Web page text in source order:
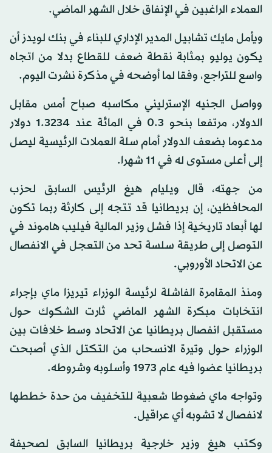
العملاء الراغبين في الإنفاق خلال الشهر الماضي.
ويأمل مايك تشابيل المدير الإداري للبناء في بنك لويدز أن
يكون يوليو بمثابة نقطة ضعف للقطاع بدلا من اتجاه
واسع للتراجع، وفقا لما أوضحه في مذكرة نشرت اليوم.
وواصل الجنيه الإسترليني مكاسبه صباح أمس مقابل
الدولار، مرتفعا بنحو 0.3 في المائة عند 1.3234 دولار
مدعوما بضعف الدولار أمام سلة العملات الرئيسية ليصل
إلى أعلى مستوى له في 11 شهرا.
من جهته، قال ويليام هيغ الرئيس السابق لحزب
المحافظين، إن بريطانيا قد تتجه إلى كارثة ربما تكون
لها أبعاد تاريخية إذا فشل وزير المالية فيليب هاموند في
التوصل إلى طريقة سلسة تحد من التعجل في الانفصال
عن الاتحاد الأوروبي.
ومنذ المقامرة الفاشلة لرئيسة الوزراء تيريزا ماي بإجراء
انتخابات مبكرة الشهر الماضي ثارت الشكوك حول
مستقبل انفصال بريطانيا عن الاتحاد وسط خلافات بين
الوزراء حول وتيرة الانسحاب من التكتل الذي أصبحت
بريطانيا عضوا فيه عام 1973 وأسلوبه وشروطه.
وتواجه ماي ضغوطا شعبية للتخفيف من حدة خططها
لانفصال لا تشوبه أي عراقيل.
وكتب هيغ وزير خارجية بريطانيا السابق لصحيفة